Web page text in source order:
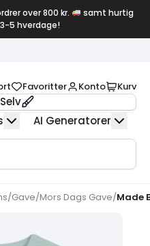
over 800 kr.
samt hurtig
5 hverdage!
Favoritter Konto Kurv
AI Generatorer
/Gave/Mors Dags Gave/Made